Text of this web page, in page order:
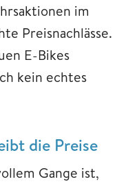
im
Preisnachlässe.
E-Bikes
kein echtes
die Preise
Gange ist,